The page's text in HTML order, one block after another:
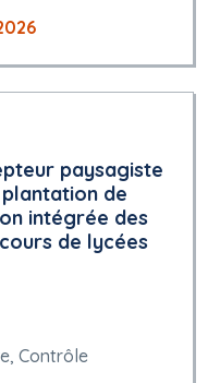
paysagiste
de
intégrée des
de lycées
Contrôle